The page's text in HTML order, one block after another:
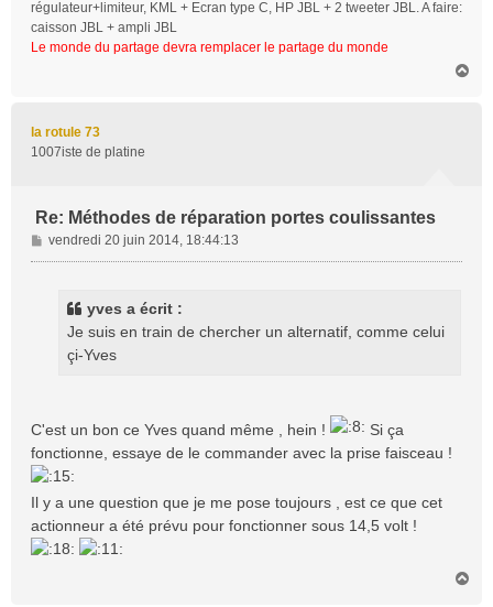
régulateur+limiteur, KML + Ecran type C, HP JBL + 2 tweeter JBL. A faire:
caisson JBL + ampli JBL
Le monde du partage devra remplacer le partage du monde
la rotule 73
1007iste de platine
Re: Méthodes de réparation portes coulissantes
M
e
vendredi 20 juin 2014, 18:44:13
yves a écrit :
Je suis en train de chercher un alternatif, comme celui
çi-Yves
C'est un bon ce Yves quand même , hein !
Si ça
fonctionne, essaye de le commander avec la prise faisceau !
Il y a une question que je me pose toujours , est ce que cet
actionneur a été prévu pour fonctionner sous 14,5 volt !